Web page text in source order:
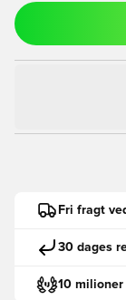
Fri fragt
30 dages
10